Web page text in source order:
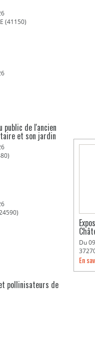
(41150)
public de l'ancien
et son jardin
pollinisateurs de
Du
En